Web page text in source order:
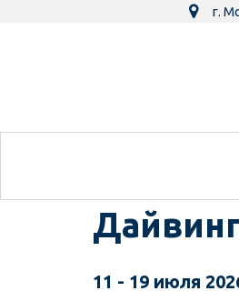
г.
11 - 19 июля